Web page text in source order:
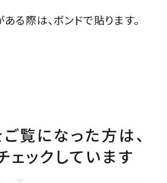
る際は、ボンドで貼ります。
覧になった方は、
ェックしています